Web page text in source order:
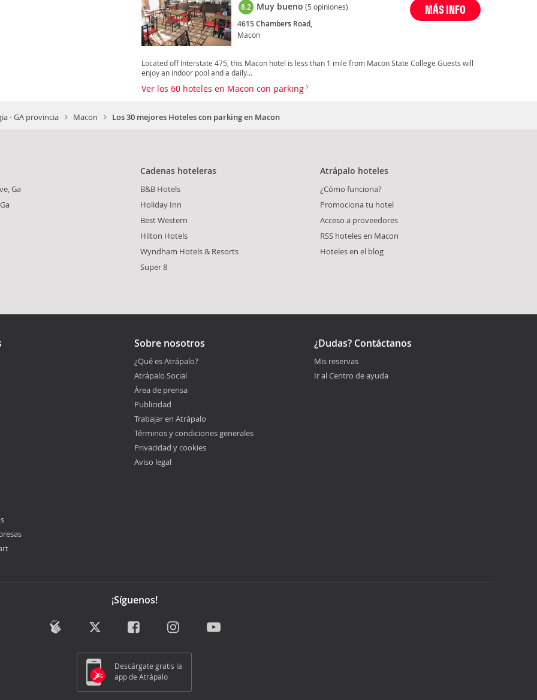
8.2 Muy bueno (5 opiniones)
4615 Chambers Road,
Macon
MÁS INFO
Located off Interstate 475, this Macon hotel is less than 1 mile from Macon State College Guests will
enjoy an indoor pool and a daily...
Ver los 60 hoteles en Macon con parking
- GA provincia Macon Los 30 mejores Hoteles con parking en Macon
Ga
Cadenas hoteleras
B&B Hotels
Holiday Inn
Best Western
Hilton Hotels
Wyndham Hotels & Resorts
Super 8
Atrápalo hoteles
¿Cómo funciona?
Promociona tu hotel
Acceso a proveedores
RSS hoteles en Macon
Hoteles en el blog
Sobre nosotros
¿Qué es Atrápalo?
Atrápalo Social
Área de prensa
Publicidad
Trabajar en Atrápalo
Términos y condiciones generales
Privacidad y cookies
Aviso legal
¿Dudas? Contáctanos
Mis reservas
Ir al Centro de ayuda
¡Síguenos!
Descárgate gratis la
app de Atrápalo